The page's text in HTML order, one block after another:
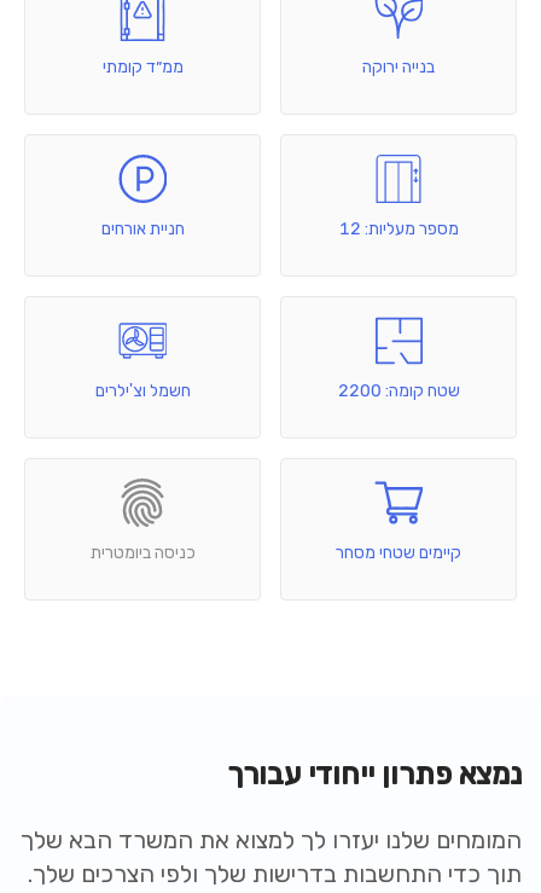
בנייה ירוקה ממ״ד קומתי
מספר מעליות: 12 חניית אורחים
שטח קומה: 2200 חשמל וצ'ילרים
קיימים שטחי מסחר כניסה ביומטרית
נמצא פתרון ייחודי עבורך
המומחים שלנו יעזרו לך למצוא את המשרד הבא שלך
תוך כדי התחשבות בדרישות שלך ולפי הצרכים שלך.